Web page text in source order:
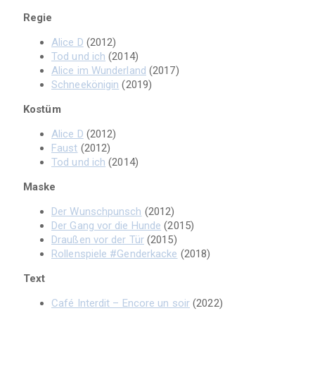
Regie
Alice D (2012)
Tod und ich (2014)
Alice im Wunderland (2017)
Schneekönigin (2019)
Kostüm
Alice D (2012)
Faust (2012)
Tod und ich (2014)
Maske
Der Wunschpunsch (2012)
Der Gang vor die Hunde (2015)
Draußen vor der Tür(2015)
Rollenspiele #Genderkacke (2018)
Text
Café Interdit – Encore un soir (2022)